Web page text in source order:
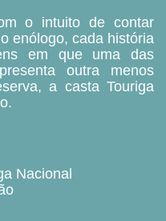
o intuito de contar
enólogo, cada história
em que uma das
outra menos
a casta Touriga
Nacional